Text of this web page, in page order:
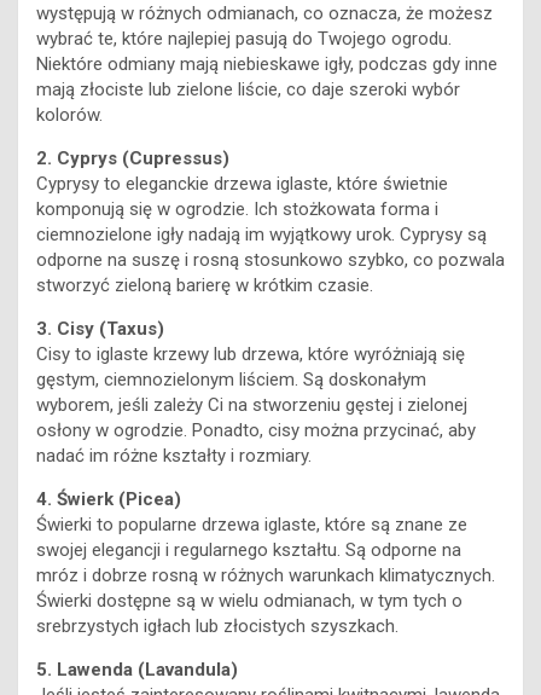
występują w różnych odmianach, co oznacza, że ​​możesz
wybrać te, które najlepiej pasują do Twojego ogrodu.
Niektóre odmiany mają niebieskawe igły, podczas gdy inne
mają złociste lub zielone liście, co daje szeroki wybór
kolorów.
2. Cyprys (Cupressus)
Cyprysy to eleganckie drzewa iglaste, które świetnie
komponują się w ogrodzie. Ich stożkowata forma i
ciemnozielone igły nadają im wyjątkowy urok. Cyprysy są
odporne na suszę i rosną stosunkowo szybko, co pozwala
stworzyć zieloną barierę w krótkim czasie.
3. Cisy (Taxus)
Cisy to iglaste krzewy lub drzewa, które wyróżniają się
gęstym, ciemnozielonym liściem. Są doskonałym
wyborem, jeśli zależy Ci na stworzeniu gęstej i zielonej
osłony w ogrodzie. Ponadto, cisy można przycinać, aby
nadać im różne kształty i rozmiary.
4. Świerk (Picea)
Świerki to popularne drzewa iglaste, które są znane ze
swojej elegancji i regularnego kształtu. Są odporne na
mróz i dobrze rosną w różnych warunkach klimatycznych.
Świerki dostępne są w wielu odmianach, w tym tych o
srebrzystych igłach lub złocistych szyszkach.
5. Lawenda (Lavandula)